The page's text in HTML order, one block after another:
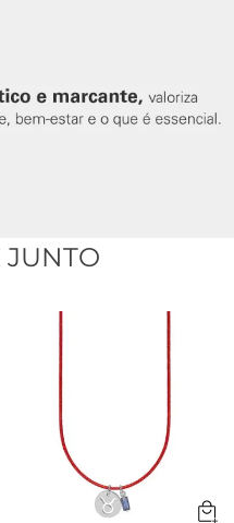
Azul:
JUNTO